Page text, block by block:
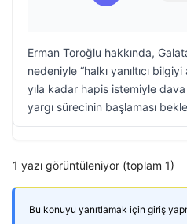
Erman Toroğlu hakkında,
nedeniyle “halkı yanıltıcı
yıla kadar hapis istemiyle dava
yargı sürecinin başlaması
1 yazı görüntüleniyor (toplam 1)
Bu konuyu yanıtlamak için giriş